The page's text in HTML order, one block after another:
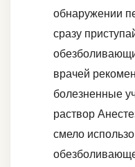
обнаружении
сразу
врачей
болезненные
раствор
смело